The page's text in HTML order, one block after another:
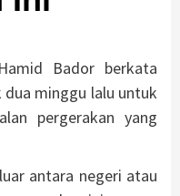
Bador berkata
dua minggu lalu untuk
pergerakan yang
antara negeri atau